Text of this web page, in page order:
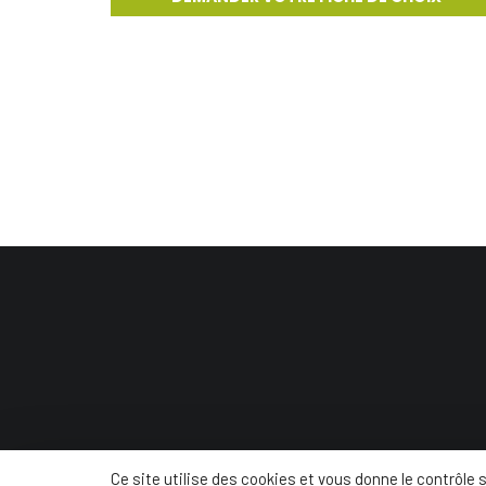
©
Ce site utilise des cookies et vous donne le contrôle